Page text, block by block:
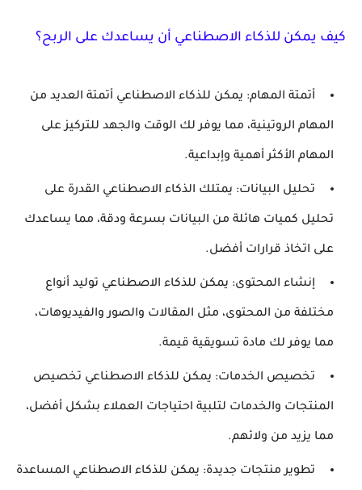
كيف يمكن للذكاء الاصطناعي أن يساعدك على الربح؟
أتمتة المهام: يمكن للذكاء الاصطناعي أتمتة العديد من
المهام الروتينية، مما يوفر لك الوقت والجهد للتركيز على
المهام الأكثر أهمية وإبداعية.
تحليل البيانات: يمتلك الذكاء الاصطناعي القدرة على
تحليل كميات هائلة من البيانات بسرعة ودقة، مما يساعدك
على اتخاذ قرارات أفضل.
إنشاء المحتوى: يمكن للذكاء الاصطناعي توليد أنواع
مختلفة من المحتوى، مثل المقالات والصور والفيديوهات،
مما يوفر لك مادة تسويقية قيمة.
تخصيص الخدمات: يمكن للذكاء الاصطناعي تخصيص
المنتجات والخدمات لتلبية احتياجات العملاء بشكل أفضل،
مما يزيد من ولائهم.
تطوير منتجات جديدة: يمكن للذكاء الاصطناعي المساعدة